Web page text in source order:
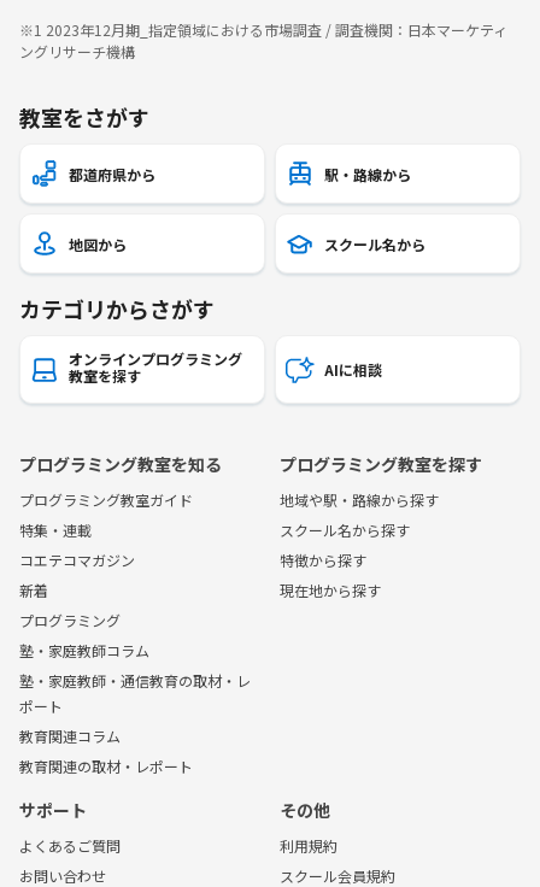
※1 2023年12月期_指定領域における市場調査 / 調査機関：日本マーケティ
ングリサーチ機構
教室をさがす
都道府県から 駅・路線から
地図から スクール名から
カテゴリからさがす
オンラインプログラミング
教室を探す
AIに相談
プログラミング教室を知る
プログラミング教室ガイド
特集・連載
コエテコマガジン
新着
プログラミング
塾・家庭教師コラム
塾・家庭教師・通信教育の取材・レ
ポート
教育関連コラム
教育関連の取材・レポート
プログラミング教室を探す
地域や駅・路線から探す
スクール名から探す
特徴から探す
現在地から探す
サポート
よくあるご質問
お問い合わせ
その他
利用規約
スクール会員規約